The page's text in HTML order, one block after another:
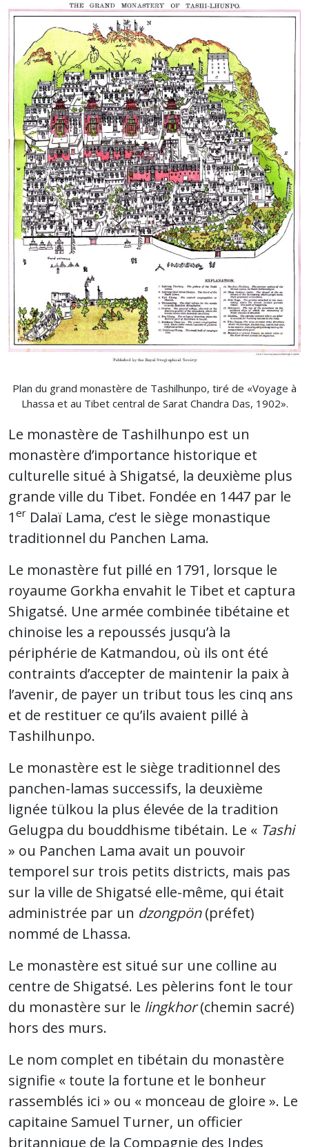
Plan du grand monastère de Tashilhunpo, tiré de «Voyage à
Lhassa et au Tibet central de Sarat Chandra Das, 1902».
Le monastère de Tashilhunpo est un
monastère d’importance historique et
culturelle situé à Shigatsé, la deuxième plus
grande ville du Tibet. Fondée en 1447 par le
1 er Dalaï Lama, c’est le siège monastique
traditionnel du Panchen Lama.
Le monastère fut pillé en 1791, lorsque le
royaume Gorkha envahit le Tibet et captura
Shigatsé. Une armée combinée tibétaine et
chinoise les a repoussés jusqu’à la
périphérie de Katmandou, où ils ont été
contraints d’accepter de maintenir la paix à
l’avenir, de payer un tribut tous les cinq ans
et de restituer ce qu’ils avaient pillé à
Tashilhunpo.
Le monastère est le siège traditionnel des
panchen-lamas successifs, la deuxième
lignée tülkou la plus élevée de la tradition
Gelugpa du bouddhisme tibétain. Le « Tashi
» ou Panchen Lama avait un pouvoir
temporel sur trois petits districts, mais pas
sur la ville de Shigatsé elle-même, qui était
administrée par un dzongpön(préfet)
nommé de Lhassa.
Le monastère est situé sur une colline au
centre de Shigatsé. Les pèlerins font le tour
du monastère sur le lingkhor(chemin sacré)
hors des murs.
Le nom complet en tibétain du monastère
signifie « toute la fortune et le bonheur
rassemblés ici » ou « monceau de gloire ». Le
capitaine Samuel Turner, un officier
britannique de la Compagnie des Indes